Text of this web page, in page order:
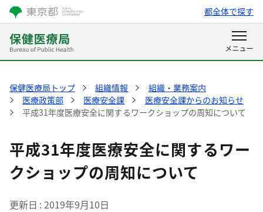
都全体で探す
保健医療局トップ 組織情報
組織・業務案内
医療政策部
医療安全課
医療安全課からのお知らせ
平成31年度医療安全に関するワークショップの周知について
平成31年度医療安全に関するワー
クショップの周知について
更新日 2019年9月10日